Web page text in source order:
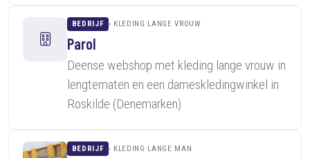
BEDRIJF KLEDING LANGE VROUW
Parol
Deense webshop met kleding lange vrouw in
lengtematen en een dameskledingwinkel in
Roskilde (Denemarken)
BEDRIJF KLEDING LANGE MAN